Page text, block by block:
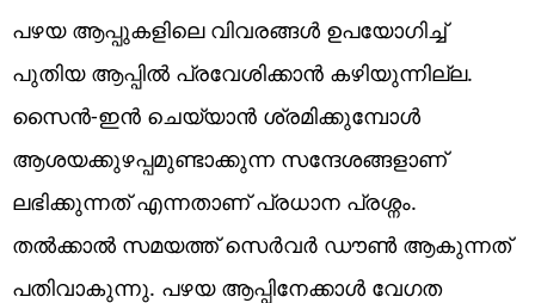
പഴയ ആപ്പുകളിലെ വിവരങ്ങൾ ഉപയോഗിച്ച്
പുതിയ ആപ്പിൽ പ്രവേശിക്കാൻ കഴിയുന്നില്ല.
സൈൻ-ഇൻ ചെയ്യാൻ ശ്രമിക്കുമ്പോൾ
ആശയക്കുഴപ്പമുണ്ടാക്കുന്ന സന്ദേശങ്ങളാണ്
ലഭിക്കുന്നത് എന്നതാണ് പ്രധാന പ്രശ്നം.
തൽക്കാൽ സമയത്ത് സെർവർ ഡൗൺ ആകുന്നത്
പതിവാകുന്നു. പഴയ ആപ്പിനേക്കാൾ വേഗത